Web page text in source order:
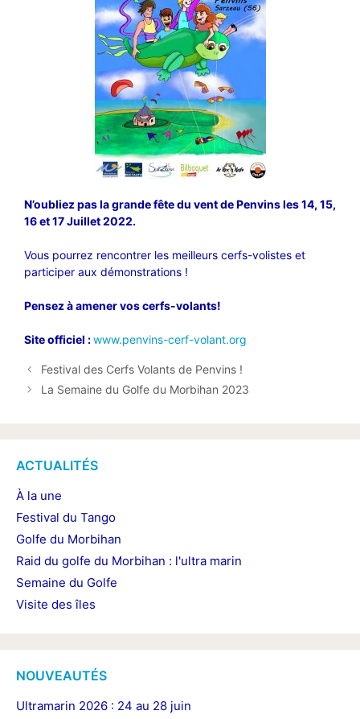
N’oubliez pas la grande fête du vent de Penvins les 14, 15,
16 et 17 Juillet 2022.
Vous pourrez rencontrer les meilleurs cerfs-volistes et
participer aux démonstrations !
Pensez à amener vos cerfs-volants!
Site officiel :www.penvins-cerf-volant.org
Festival des Cerfs Volants de Penvins !
La Semaine du Golfe du Morbihan 2023
ACTUALITÉS
À la une
Festival du Tango
Golfe du Morbihan
Raid du golfe du Morbihan : l'ultra marin
Semaine du Golfe
Visite des îles
NOUVEAUTÉS
Ultramarin 2026 : 24 au 28 juin